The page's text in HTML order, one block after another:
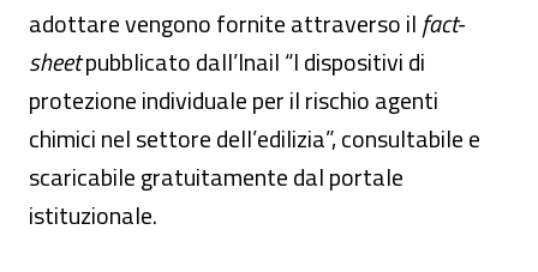
adottare vengono fornite attraverso ilfact-
sheetpubblicato dall’Inail “I dispositivi di
protezione individuale per il rischio agenti
chimici nel settore dell’edilizia”, consultabile e
scaricabile gratuitamente dal portale
istituzionale.